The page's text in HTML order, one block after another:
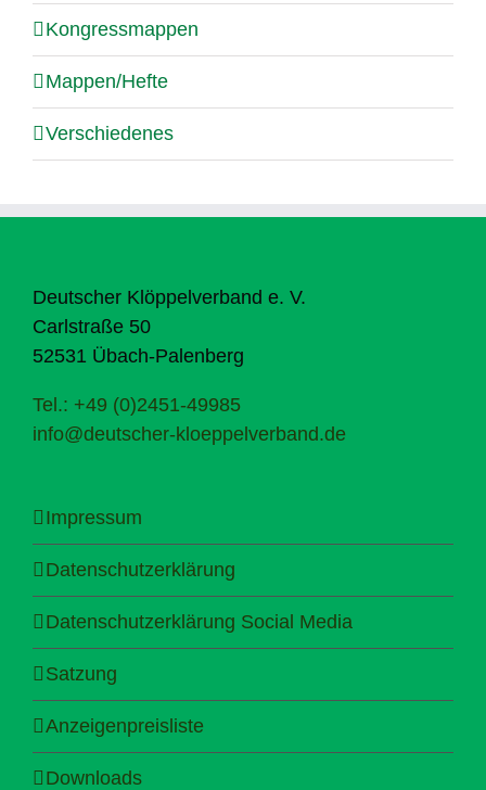
Kongressmappen
Mappen/Hefte
Verschiedenes
Deutscher Klöppelverband e. V.
Carlstraße 50
52531 Übach-Palenberg
Tel.: +49 (0)2451-49985
info@deutscher-kloeppelverband.de
Impressum
Datenschutzerklärung
Datenschutzerklärung Social Media
Satzung
Anzeigenpreisliste
Downloads